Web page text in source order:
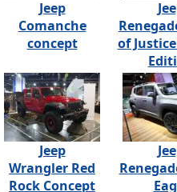
Jeep
Comanche
concept
of
Jeep
Wrangler Red
Rock Concept